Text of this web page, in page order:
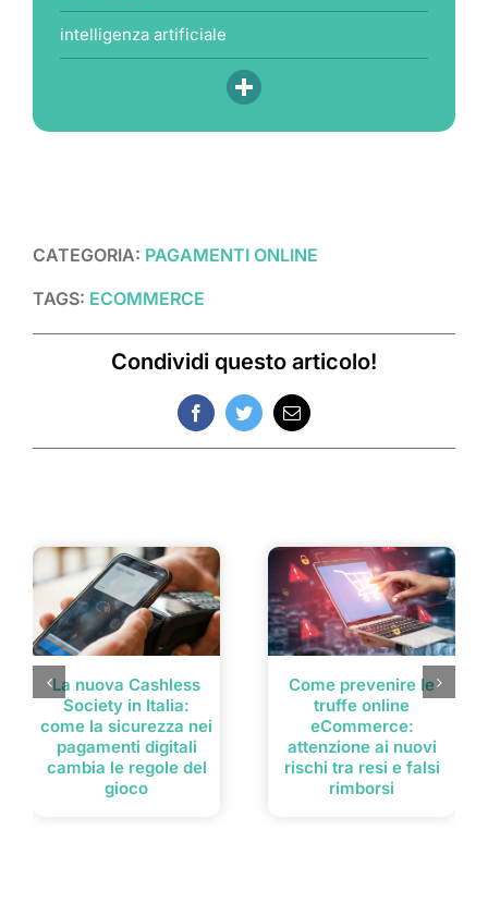
intelligenza artificiale
CATEGORIA: PAGAMENTI ONLINE
TAGS: ECOMMERCE
Condividi questo articolo!
FacebookTwitterEmail
La nuova Cashless
Society in Italia:
come la sicurezza nei
pagamenti digitali
cambia le regole del
gioco
Come prevenire le
truffe online
eCommerce:
attenzione ai nuovi
rischi tra resi e falsi
rimborsi